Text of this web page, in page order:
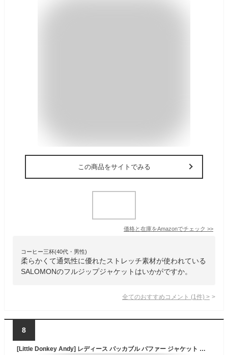
この商品をサイトでみる
価格と在庫をAmazonでチェック >>
コーヒー三杯(40代・男性)
柔らかくて通気性に優れたストレッチ素材が使われている
SALOMONのフルジップジャケットはいかがですか。
全てのおすすめコメント (1 件) >
8
[Little Donkey Andy] レディース パッカブル パファー ジャケット 軽量フード付き 防風 冬 ローズ M